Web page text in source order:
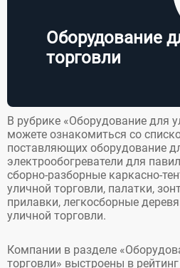
Оборудование
торговли
В рубрике «Оборудование для
можете ознакомиться со
поставляющих оборудование
электрообогреватели для
сборно-разборные каркасно-
уличной торговли, палатки,
прилавки, легкосборные
уличной торговли.
Компании в разделе
торговли» выстроены в